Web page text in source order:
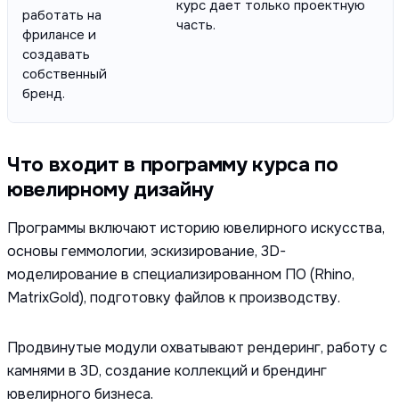
работать на
фрилансе и
создавать
собственный
бренд.
курс дает только проектную
часть.
Что входит в программу курса по
ювелирному дизайну
Программы включают историю ювелирного искусства,
основы геммологии, эскизирование, 3D-
моделирование в специализированном ПО (Rhino,
MatrixGold), подготовку файлов к производству.
Продвинутые модули охватывают рендеринг, работу с
камнями в 3D, создание коллекций и брендинг
ювелирного бизнеса.